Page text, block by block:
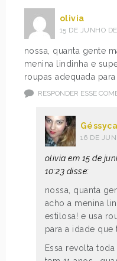
olivia
15 DE JUNHO
nossa, quanta gente
menina lindinha e
roupas adequada para
RESPONDER ESSE
Géssyca
16 DE
olivia em 15 de
10:23 disse:
nossa, quanta
acho a menina
estilosa! e usa
para a idade que
Essa revolta